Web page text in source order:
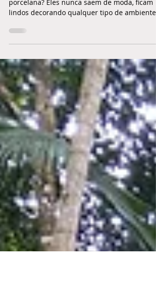
Você sabe fazer uma linda composição
com seus pratos decorados?
Sabe o que é bom dos pratos decorados de
porcelana? Eles nunca saem de moda, ficam
clean,...